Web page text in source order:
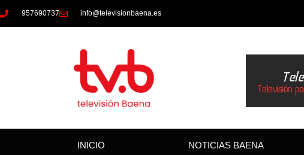
957690737 info@televisionbaena.es
INICIO NOTICIAS BAENA